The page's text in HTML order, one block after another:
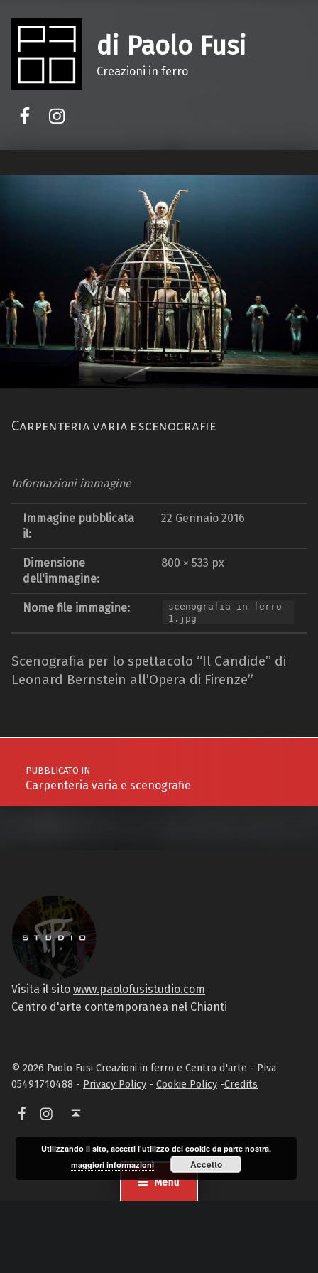
Menu
di Paolo Fusi
Creazioni in ferro
Carpenteria varia e scenografie
Informazioni immagine
Immagine pubblicata
il:
22 Gennaio 2016
Dimensione
dell'immagine:
800 × 533 px
Nome file immagine:
scenografia-in-ferro-
1.jpg
Scenografia per lo spettacolo “Il Candide” di
Leonard Bernstein all’Opera di Firenze”
Navigazione articoli
PUBBLICATO IN
Carpenteria varia e scenografie
Visita il sito www.paolofusistudio.com
Centro d'arte contemporanea nel Chianti
© 2026 Paolo Fusi Creazioni in ferro e Centro d'arte - P.iva
05491710488 - Privacy Policy - Cookie Policy -Credits
Utilizzando il sito, accetti l'utilizzo dei cookie da parte nostra.
maggiori informazioni
Accetto